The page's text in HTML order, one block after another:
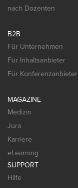
nach Dozenten
B2B
Für Unternehmen
Für Inhaltsanbieter
Für Konferenzanbieter
MAGAZINE
Medizin
Jura
Karriere
eLearning
SUPPORT
Hilfe